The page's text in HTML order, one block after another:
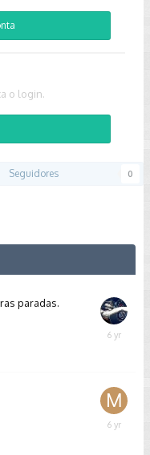
o login.
Seguidores 0
paradas.
February
January